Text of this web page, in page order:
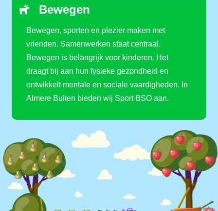
Bewegen
Bewegen, sporten en plezier maken met
vrienden. Samenwerken staat centraal.
Bewegen is belangrijk voor kinderen. Het
draagt bij aan hun fysieke gezondheid en
ontwikkelt mentale en sociale vaardigheden. In
Almere Buiten bieden wij Sport BSO aan.